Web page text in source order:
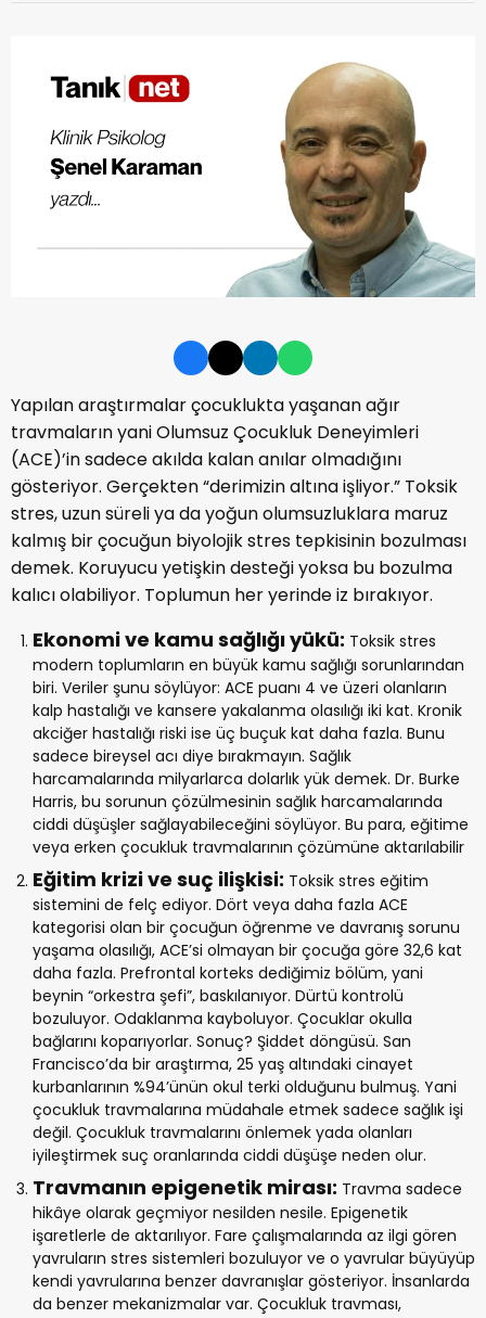
Yapılan araştırmalar çocuklukta yaşanan ağır
travmaların yani Olumsuz Çocukluk Deneyimleri
(ACE)’in sadece akılda kalan anılar olmadığını
gösteriyor. Gerçekten “derimizin altına işliyor.” Toksik
stres, uzun süreli ya da yoğun olumsuzluklara maruz
kalmış bir çocuğun biyolojik stres tepkisinin bozulması
demek. Koruyucu yetişkin desteği yoksa bu bozulma
kalıcı olabiliyor. Toplumun her yerinde iz bırakıyor.
Ekonomi ve kamu sağlığı yükü: Toksik stres
modern toplumların en büyük kamu sağlığı sorunlarından
biri. Veriler şunu söylüyor: ACE puanı 4 ve üzeri olanların
kalp hastalığı ve kansere yakalanma olasılığı iki kat. Kronik
akciğer hastalığı riski ise üç buçuk kat daha fazla. Bunu
sadece bireysel acı diye bırakmayın. Sağlık
harcamalarında milyarlarca dolarlık yük demek. Dr. Burke
Harris, bu sorunun çözülmesinin sağlık harcamalarında
ciddi düşüşler sağlayabileceğini söylüyor. Bu para, eğitime
veya erken çocukluk travmalarının çözümüne aktarılabilir
Eğitim krizi ve suç ilişkisi: Toksik stres eğitim
sistemini de felç ediyor. Dört veya daha fazla ACE
kategorisi olan bir çocuğun öğrenme ve davranış sorunu
yaşama olasılığı, ACE’si olmayan bir çocuğa göre 32,6 kat
daha fazla. Prefrontal korteks dediğimiz bölüm, yani
beynin “orkestra şefi”, baskılanıyor. Dürtü kontrolü
bozuluyor. Odaklanma kayboluyor. Çocuklar okulla
bağlarını koparıyorlar. Sonuç? Şiddet döngüsü. San
Francisco’da bir araştırma, 25 yaş altındaki cinayet
kurbanlarının %94’ünün okul terki olduğunu bulmuş. Yani
çocukluk travmalarına müdahale etmek sadece sağlık işi
değil. Çocukluk travmalarını önlemek yada olanları
iyileştirmek suç oranlarında ciddi düşüşe neden olur.
Travmanın epigenetik mirası: Travma sadece
hikâye olarak geçmiyor nesilden nesile. Epigenetik
işaretlerle de aktarılıyor. Fare çalışmalarında az ilgi gören
yavruların stres sistemleri bozuluyor ve o yavrular büyüyüp
kendi yavrularına benzer davranışlar gösteriyor. İnsanlarda
da benzer mekanizmalar var. Çocukluk travması,